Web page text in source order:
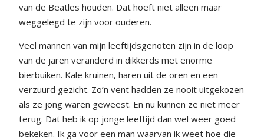
van de Beatles houden. Dat hoeft niet alleen maar
weggelegd te zijn voor ouderen.
Veel mannen van mijn leeftijdsgenoten zijn in de loop
van de jaren veranderd in dikkerds met enorme
bierbuiken. Kale kruinen, haren uit de oren en een
verzuurd gezicht. Zo’n vent hadden ze nooit uitgekozen
als ze jong waren geweest. En nu kunnen ze niet meer
terug. Dat heb ik op jonge leeftijd dan wel weer goed
bekeken. Ik ga voor een man waarvan ik weet hoe die